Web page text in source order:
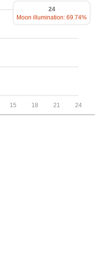
24
21
18
15
24
Moon illumination: 69.74%